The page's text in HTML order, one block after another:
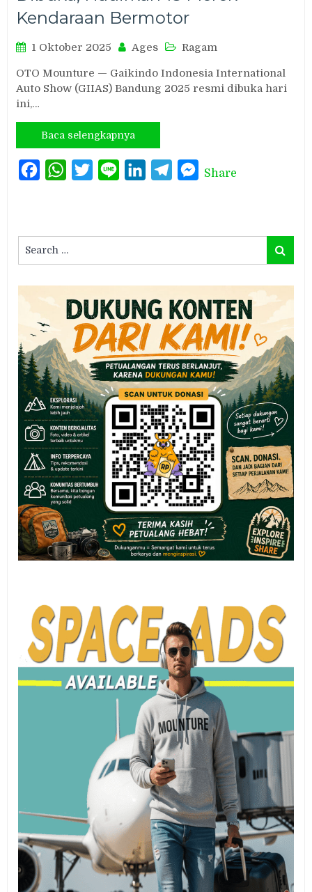
Kendaraan Bermotor
1 Oktober 2025 Ages Ragam
OTO Mounture — Gaikindo Indonesia International
Auto Show (GIIAS) Bandung 2025 resmi dibuka hari
ini,…
Baca selengkapnya
FacebookWhatsAppTwitterLine LinkedInTelegramMessenger
Share
for:
Search